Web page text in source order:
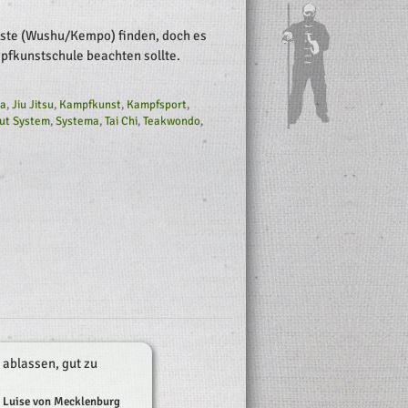
(Wushu/Kempo) finden, doch es
beachten sollte.
,Jiu Jitsu, Kampfkunst, Kampfsport,
System,Systema,Tai Chi,Teakwondo,
gut zu
Luise von Mecklenburg